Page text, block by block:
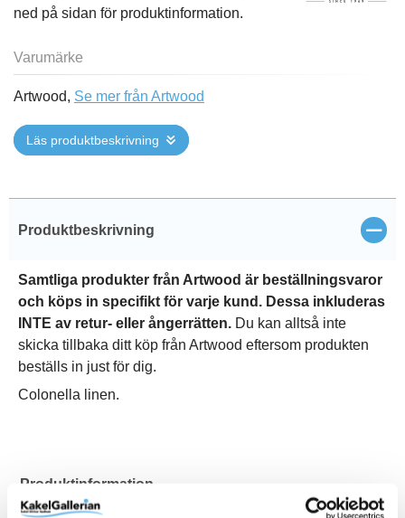
ned på sidan för produktinformation.
Varumärke
Artwood, Se mer från Artwood
Läs produktbeskrivning
Produktbeskrivning Stäng
Samtliga produkter från Artwood är beställningsvaror
och köps in specifikt för varje kund. Dessa inkluderas
INTE av retur- eller ångerrätten. Du kan alltså inte
skicka tillbaka ditt köp från Artwood eftersom produkten
beställs in just för dig.
Colonella linen.
Produktinformation